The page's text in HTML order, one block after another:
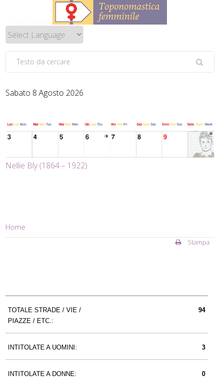
Sabato 8 Agosto 2026
Nellie Bly (1864 – 1922)
Home
Stampa
TOTALE STRADE / VIE /
PIAZZE / ETC.:
94
INTITOLATE A UOMINI: 3
INTITOLATE A DONNE: 0